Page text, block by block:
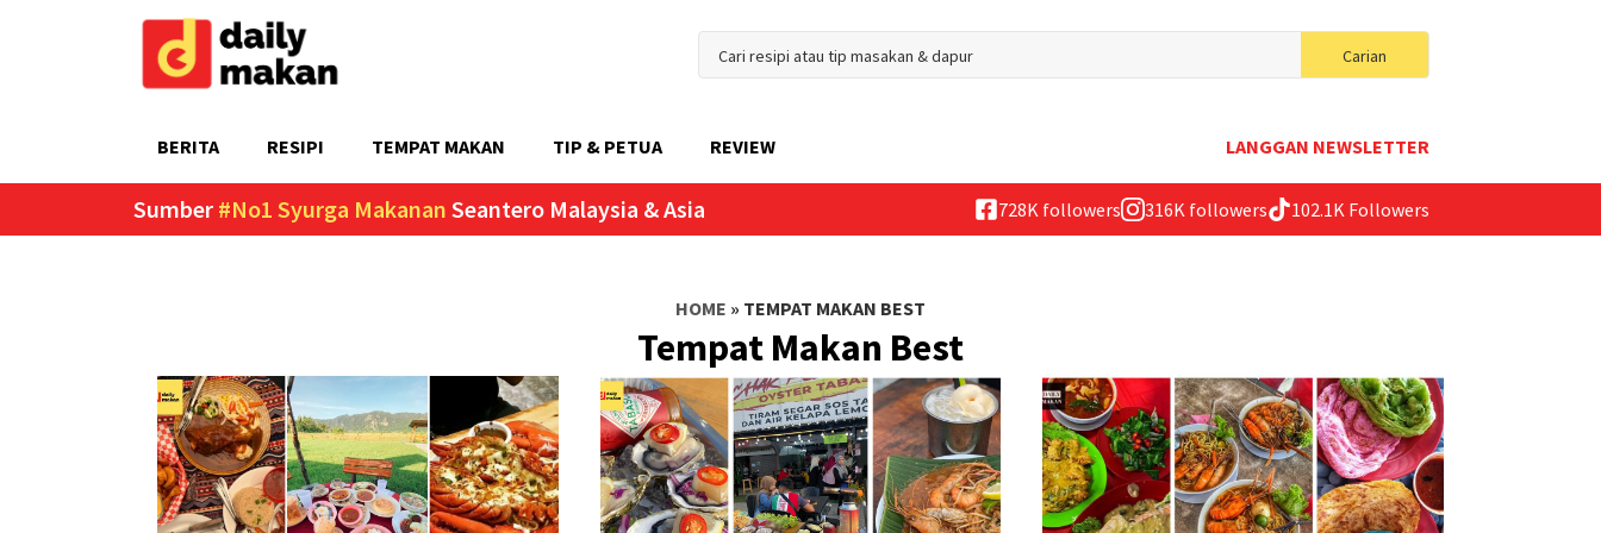
Carian
for:
BERITA RESIPI TEMPAT MAKAN TIP & PETUA REVIEW LANGGAN NEWSLETTER
Sumber #No1 Syurga Makanan Seantero Malaysia & Asia 728K followers 316K followers 102.1K Followers
HOME » TEMPAT MAKAN BEST
Tempat Makan Best